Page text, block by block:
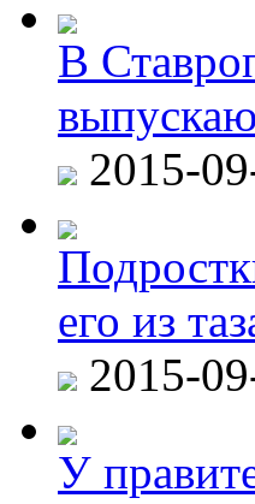
В
2015-
его из
2015-
У